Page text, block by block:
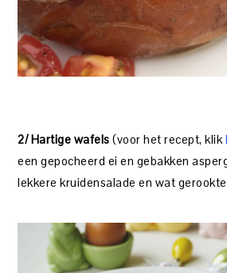
2/ Hartige wafels (voor het recept, klik
een gepocheerd ei en gebakken
lekkere kruidensalade en wat